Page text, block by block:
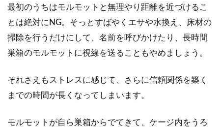
ないし…と家族で決めて飼い始めたモルモ
ット。ホームセンターや...
育て方にポイントがあります
すく人にも懐きやすいと言われています
最初のうちはモルモットと無理やり距離を近づけるこ
とは絶対にNG。そっとすばやくエサや水換え、床材の
掃除を行うだけにして、名前を呼びかけたり、長時間
巣箱のモルモットに視線を送ることもやめましょう。
それさえもストレスに感じて、さらに信頼関係を築く
までの時間が長くなってしまいます。
モルモットが自ら巣箱からでてきて、ケージ内をうろ